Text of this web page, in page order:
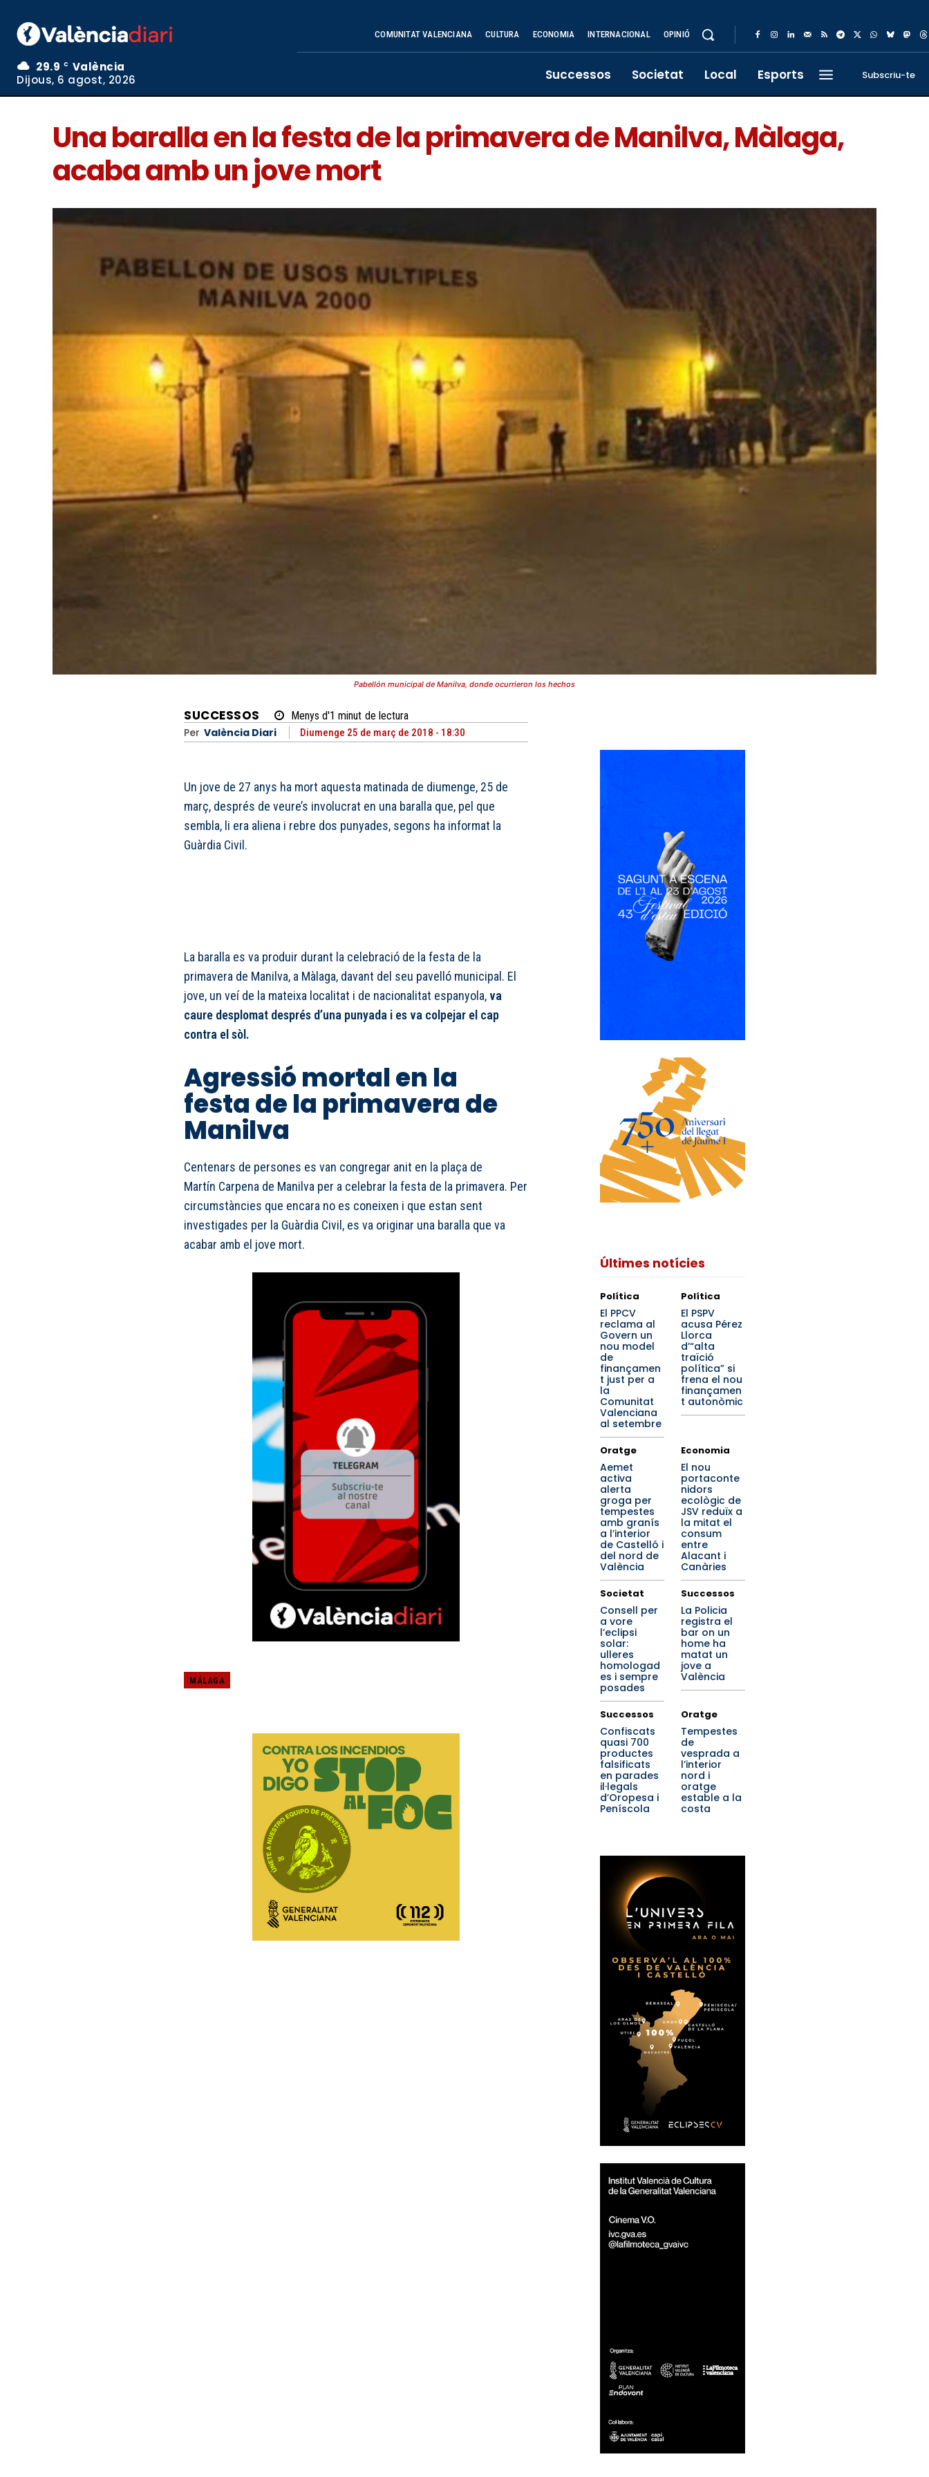
29.9 C
València
Dijous, 6 agost, 2026
COMUNITAT VALENCIANA CULTURA ECONOMIA INTERNACIONAL OPINIÓ
Successos Societat Local Esports Subscriu-te
Una baralla en la festa de la primavera de Manilva, Màlaga,
acaba amb un jove mort
Pabellón municipal de Manilva, donde ocurrieron los hechos
SUCCESSOS Menys d'1 minut de lectura
Per València Diari Diumenge 25 de març de 2018 - 18:30
Un jove de 27 anys ha mort aquesta matinada de diumenge, 25 de
març, després de veure’s involucrat en una baralla que, pel que
sembla, li era aliena i rebre dos punyades, segons ha informat la
Guàrdia Civil.
La baralla es va produir durant la celebració de la festa de la
primavera de Manilva, a Màlaga, davant del seu pavelló municipal. El
jove, un veí de la mateixa localitat i de nacionalitat espanyola,va
caure desplomat després d’una punyada i es va colpejar el cap
contra el sòl.
Agressió mortal en la
festa de la primavera de
Manilva
Centenars de persones es van congregar anit en la plaça de
Martín Carpena de Manilva per a celebrar la festa de la primavera. Per
circumstàncies que encara no es coneixen i que estan sent
investigades per la Guàrdia Civil, es va originar una baralla que va
acabar amb el jove mort.
MÁLAGA
Últimes notícies
Política
El PPCV
reclama al
Govern un
nou model
de
finançamen
t just per a
la
Comunitat
Valenciana
al setembre
Política
El PSPV
acusa Pérez
Llorca
d’“alta
traïció
política” si
frena el nou
finançamen
t autonòmic
Oratge
Aemet
activa
alerta
groga per
tempestes
amb granís
a l’interior
de Castelló i
del nord de
València
Economia
El nou
portaconte
nidors
ecològic de
JSV reduïx a
la mitat el
consum
entre
Alacant i
Canàries
Societat
Consell per
a vore
l’eclipsi
solar:
ulleres
homologad
es i sempre
posades
Successos
La Policia
registra el
bar on un
home ha
matat un
jove a
València
Successos
Confiscats
quasi 700
productes
falsificats
en parades
il·legals
d’Oropesa i
Peníscola
Oratge
Tempestes
de
vesprada a
l’interior
nord i
oratge
estable a la
costa